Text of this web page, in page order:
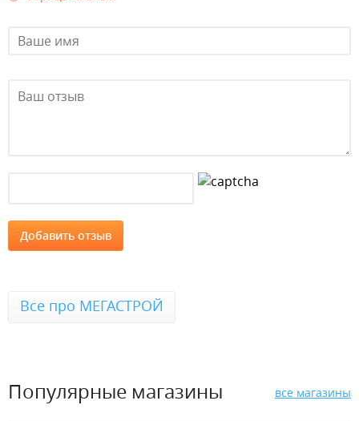
Все про МЕГАСТРОЙ
Популярные магазины все магазины